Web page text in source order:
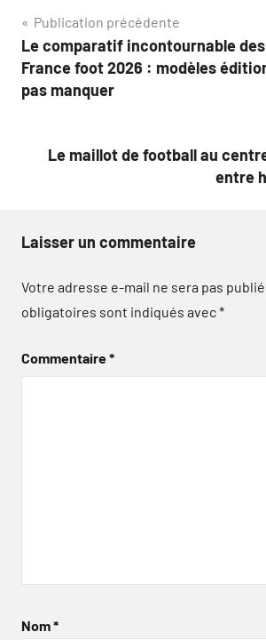
Navigation
de
l’article
Publication précédente
Le comparatif incontournable
France foot 2026 : modèles
pas manquer
Le maillot de football au
entre
Laisser un commentaire
Votre adresse e-mail ne sera pas
obligatoires sont indiqués avec*
Commentaire*
Nom*